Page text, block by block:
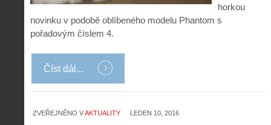
horkou
novinku v podobě oblíbeného modelu Phantom s
pořadovým číslem 4.
Číst dál...
ZVEŘEJNĚNO VAKTUALITY LEDEN 10, 2016